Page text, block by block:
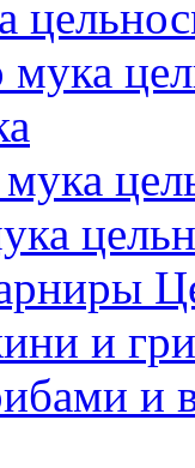
мука
и
и